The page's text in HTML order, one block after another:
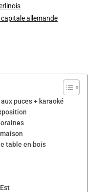
allemande
puces + karaoké
table en bois